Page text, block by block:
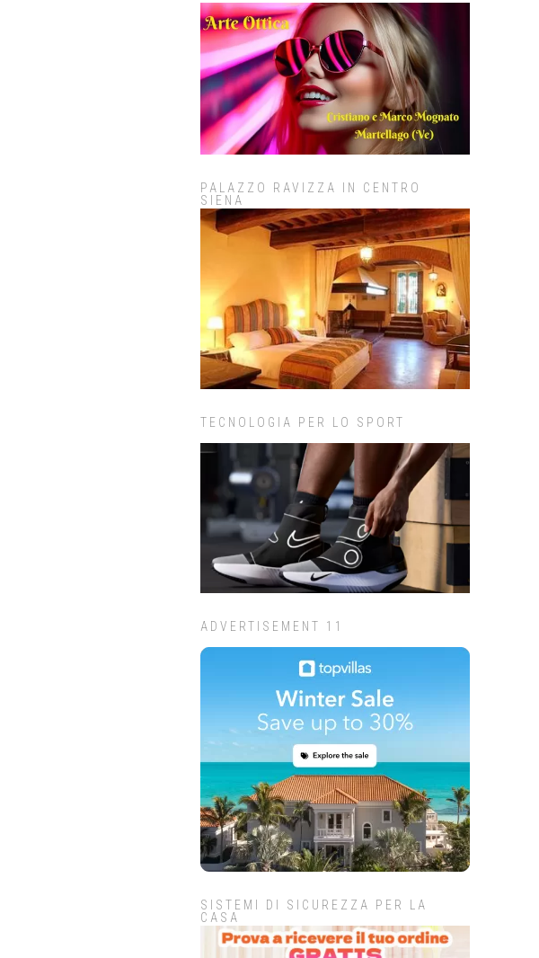
PALAZZO RAVIZZA IN CENTRO
SIENA
TECNOLOGIA PER LO SPORT
ADVERTISEMENT 11
SISTEMI DI SICUREZZA PER LA
CASA